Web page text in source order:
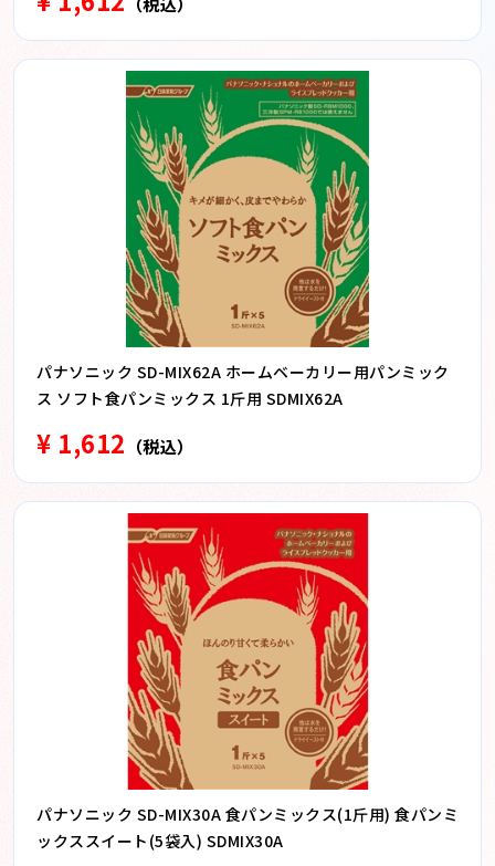
パナソニック SD-MIX62A ホームベーカリー用パンミック
ス ソフト食パンミックス 1斤用 SDMIX62A
¥ 1,612 （税込）
パナソニック SD-MIX30A 食パンミックス(1斤用) 食パンミ
ックススイート(5袋入) SDMIX30A